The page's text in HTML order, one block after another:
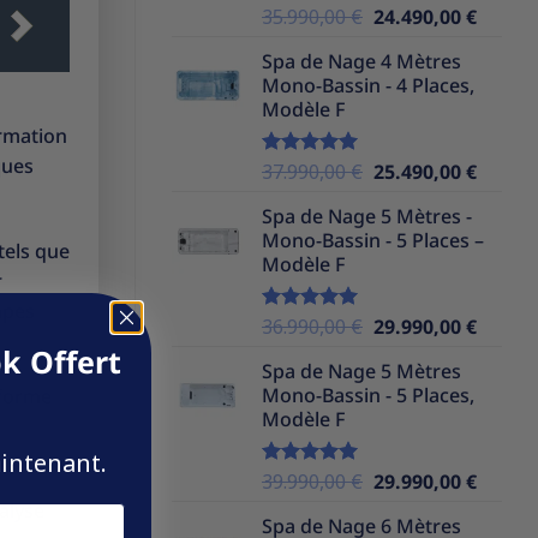
que
Note5.00
35.990,00€ Le
initial
était :
24.490,00€Le
Spa de Nage 4 Mètres
Mono-Bassin - 4 Places,
Modèle F
Note5.00
37.990,00€ Le
initial
était :
25.490,00€Le
est :
Spa de Nage 5 Mètres -
Mono-Bassin - 5 Places –
Modèle F
Note5.00
36.990,00€ Le
initial
était :
29.990,00€Le
Spa de Nage 5 Mètres
Mono-Bassin - 5 Places,
Modèle F
Note5.00
39.990,00€ Le
initial
29.990,00€Le
Spa de Nage 6 Mètres
Offert